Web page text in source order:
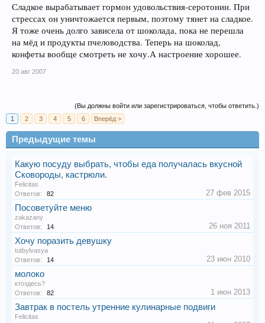
Сладкое вырабатывает гормон удовольствия-серотонин. При
стрессах он уничтожается первым, поэтому тянет на сладкое.
Я тоже очень долго зависела от шоколада, пока не перешла
на мёд и продукты пчеловодства. Теперь на шоколад,
конфеты вообще смотреть не хочу.А настроение хорошее.
20 авг 2007
(Вы должны войти или зарегистрироваться, чтобы ответить.)
1
2 3 4 5 6 Вперёд >
Предыдущие темы
Какую посуду выбрать, чтобы еда получалась вкусной
Сковороды, кастрюли.
Felicitas
Ответов:
82 27 фев 2015
Посоветуйте меню
zakazany
Ответов:
14 26 ноя 2011
Хочу поразить девушку
tutbylvasya
Ответов:
14 23 июн 2010
молоко
ктоздесь?
Ответов:
82 1 июн 2013
Завтрак в постель утренние кулинарные подвиги
Felicitas